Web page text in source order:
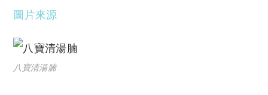
圖片來源
八寶清湯腩